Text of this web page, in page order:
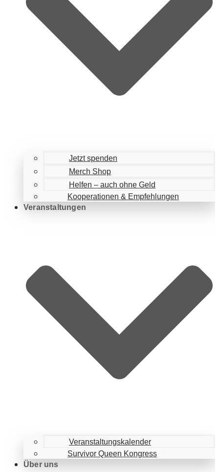
Jetzt spenden
Merch Shop
Helfen – auch ohne Geld
Kooperationen & Empfehlungen
Veranstaltungen
Veranstaltungskalender
Survivor Queen Kongress
Über uns